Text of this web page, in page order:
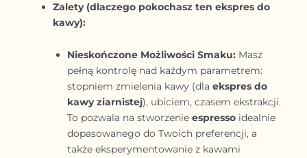
Zalety (dlaczego pokochasz ten ekspres do
kawy):
Nieskończone Możliwości Smaku: Masz
pełną kontrolę nad każdym parametrem:
stopniem zmielenia kawy (dla ekspres do
kawy ziarnistej), ubiciem, czasem ekstrakcji.
To pozwala na stworzenie espresso idealnie
dopasowanego do Twoich preferencji, a
także eksperymentowanie z kawami